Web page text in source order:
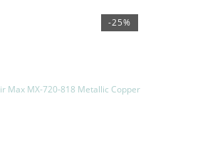
-25%